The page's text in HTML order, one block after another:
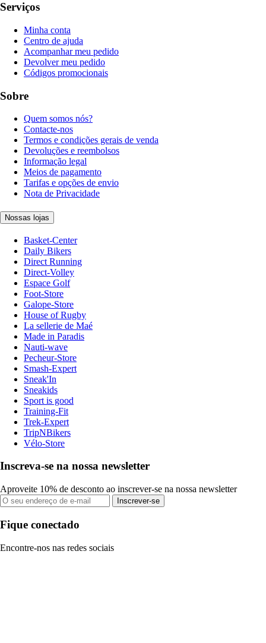
Serviços
Minha conta
Centro de ajuda
Acompanhar meu pedido
Devolver meu pedido
Códigos promocionais
Sobre
Quem somos nós?
Contacte-nos
Termos e condições gerais de venda
Devoluções e reembolsos
Informação legal
Meios de pagamento
Tarifas e opções de envio
Nota de Privacidade
Nossas lojas
Basket-Center
Daily Bikers
Direct Running
Direct-Volley
Espace Golf
Foot-Store
Galope-Store
House of Rugby
La sellerie de Maé
Made in Paradis
Nauti-wave
Pecheur-Store
Smash-Expert
Sneak'In
Sneakids
Sport is good
Training-Fit
Trek-Expert
TripNBikers
Vélo-Store
Inscreva-se na nossa newsletter
Aproveite 10% de desconto ao inscrever-se na nossa newsletter
Inscrever-se
Fique conectado
Encontre-nos nas redes sociais